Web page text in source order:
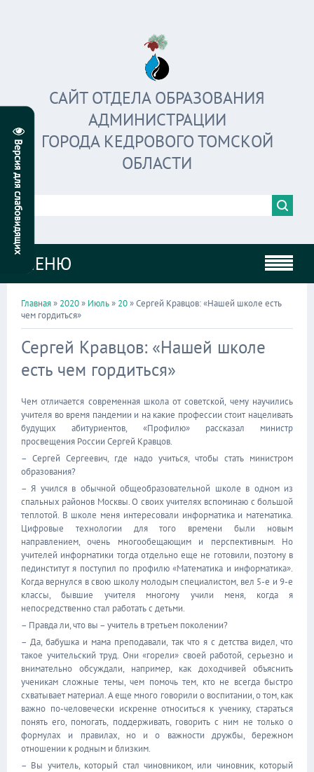
САЙТ ОТДЕЛА ОБРАЗОВАНИЯ
АДМИНИСТРАЦИИ
ГОРОДА КЕДРОВОГО ТОМСКОЙ
ОБЛАСТИ
МЕНЮ
Главная» 2020» Июль» 20» Сергей Кравцов: «Нашей школе есть
чем гордиться»
Сергей Кравцов: «Нашей школе
есть чем гордиться»
Чем отличается современная школа от советской, чему научились
учителя во время пандемии и на какие профессии стоит нацеливать
будущих абитуриентов, «Профилю» рассказал министр
просвещения России Сергей Кравцов.
– Сергей Сергеевич, где надо учиться, чтобы стать министром
образования?
– Я учился в обычной общеобразовательной школе в одном из
спальных районов Москвы. О своих учителях вспоминаю с большой
теплотой. В школе меня интересовали информатика и математика.
Цифровые технологии для того времени были новым
направлением, очень многообещающим и перспективным. Но
учителей информатики тогда отдельно еще не готовили, поэтому в
пединститут я поступил по профилю «Математика и информатика».
Когда вернулся в свою школу молодым специалистом, вел 5-е и 9-е
классы, бывшие учителя многому учили меня, когда я
непосредственно стал работать с детьми.
– Правда ли, что вы – учитель в третьем поколении?
– Да, бабушка и мама преподавали, так что я с детства видел, что
такое учительский труд. Они «горели» своей работой, серьезно и
внимательно обсуждали, например, как доходчивей объяснить
ученикам сложные темы, чем помочь тем, кто не всегда быстро
схватывает материал. А еще много говорили о воспитании, о том, как
важно по-человечески искренне относиться к ученику, стараться
понять его, помогать, поддерживать, говорить с ним не только о
формулах и правилах, но и о важности дружбы, бережном
отношении к родным и близким.
– Вы учитель, который стал чиновником, или чиновник, который